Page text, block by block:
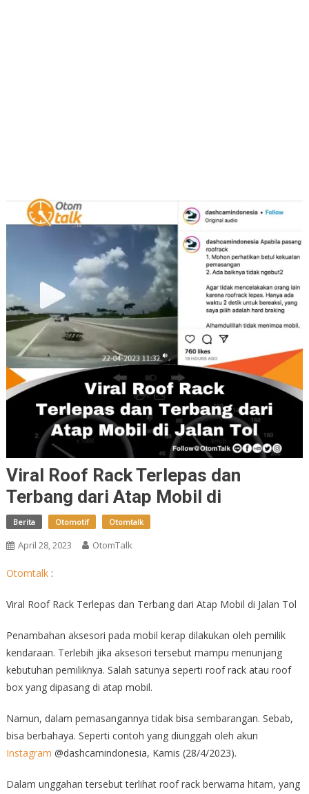
Viral Roof Rack Terlepas dan
Terbang dari Atap Mobil di
Berita Otomotif Otomtalk
April 28, 2023 OtomTalk
Otomtalk:
Viral Roof Rack Terlepas dan Terbang dari Atap Mobil di Jalan Tol
Penambahan aksesori pada mobil kerap dilakukan oleh pemilik
kendaraan. Terlebih jika aksesori tersebut mampu menunjang
kebutuhan pemiliknya. Salah satunya seperti roof rack atau roof
box yang dipasang di atap mobil.
Namun, dalam pemasangannya tidak bisa sembarangan. Sebab,
bisa berbahaya. Seperti contoh yang diunggah oleh akun
Instagram @dashcamindonesia, Kamis (28/4/2023).
Dalam unggahan tersebut terlihat roof rack berwarna hitam, yang